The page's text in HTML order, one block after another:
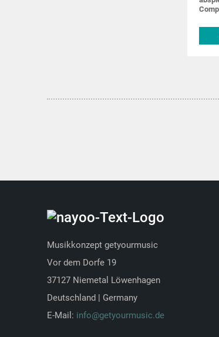
Musikkonzept getyourmusic
Vor dem Dorfe 19
37127 Niemetal Löwenhagen
Deutschland | Germany
E-Mail: info@getyourmusic.de